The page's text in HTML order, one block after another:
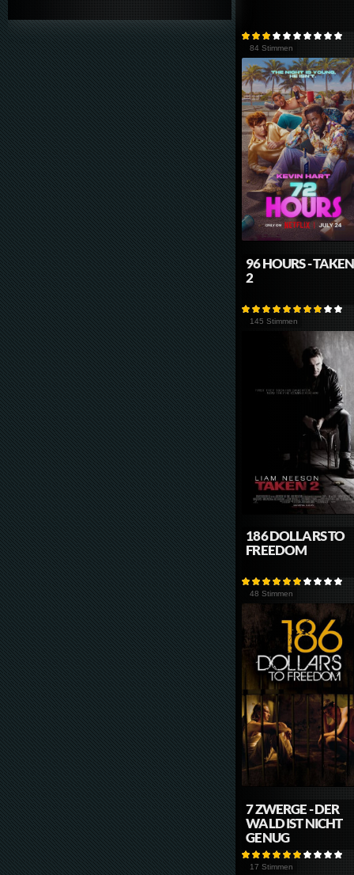
84 Stimmen
96 HOURS - TAKEN
2
145 Stimmen
186 DOLLARS TO
FREEDOM
48 Stimmen
7 ZWERGE - DER
WALD IST NICHT
GENUG
17 Stimmen